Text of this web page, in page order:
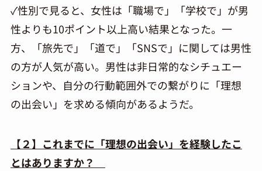
✓性別で見ると、女性は「職場で」「学校で」が男
性よりも10ポイント以上高い結果となった。一
方、「旅先で」「道で」「SNSで」に関しては男性
の方が人気が高い。男性は非日常的なシチュエー
ションや、自分の行動範囲外での繋がりに「理想
の出会い」を求める傾向があるようだ。
【２】これまでに「理想の出会い」を経験したこ
とはありますか？